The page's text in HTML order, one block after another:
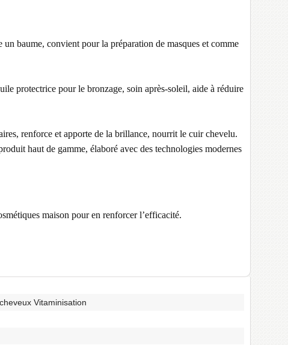
baume, convient pour la préparation de masques et comme
protectrice pour le bronzage, soin après-soleil, aide à réduire
renforce et apporte de la brillance, nourrit le cuir chevelu.
haut de gamme, élaboré avec des technologies modernes
maison pour en renforcer l’efficacité.
Vitaminisation